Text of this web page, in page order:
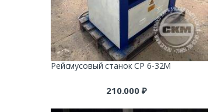
Рейсмусовый станок СР 6-32М
210.000 ₽